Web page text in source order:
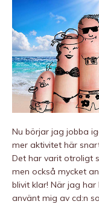
Nu börjar jag jobba
mer aktivitet här
Det har varit otroligt
men också mycket
blivit klar! När jag
använt mig av cd:n